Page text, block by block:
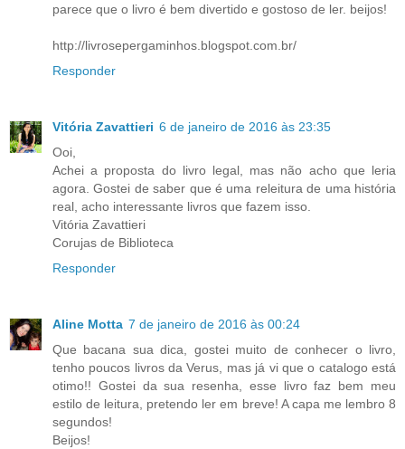
parece que o livro é bem divertido e gostoso de ler. beijos!
http://livrosepergaminhos.blogspot.com.br/
Responder
Vitória Zavattieri 6 de janeiro de 2016 às 23:35
Ooi,
Achei a proposta do livro legal, mas não acho que leria
agora. Gostei de saber que é uma releitura de uma história
real, acho interessante livros que fazem isso.
Vitória Zavattieri
Corujas de Biblioteca
Responder
Aline Motta 7 de janeiro de 2016 às 00:24
Que bacana sua dica, gostei muito de conhecer o livro,
tenho poucos livros da Verus, mas já vi que o catalogo está
otimo!! Gostei da sua resenha, esse livro faz bem meu
estilo de leitura, pretendo ler em breve! A capa me lembro 8
segundos!
Beijos!